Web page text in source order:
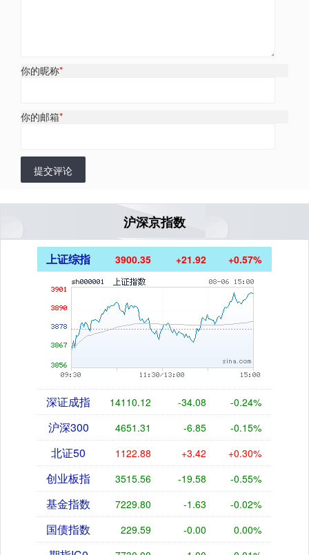
你的昵称*
你的邮箱*
提交评论
沪深京指数
上证综指 3900.35 +21.92 +0.57%
深证成指 14110.12 -34.08 -0.24%
沪深300 4651.31 -6.85 -0.15%
北证50 1122.88 +3.42 +0.30%
创业板指 3515.56 -19.58 -0.55%
基金指数 7229.80 -1.63 -0.02%
国债指数 229.59 -0.00 0.00%